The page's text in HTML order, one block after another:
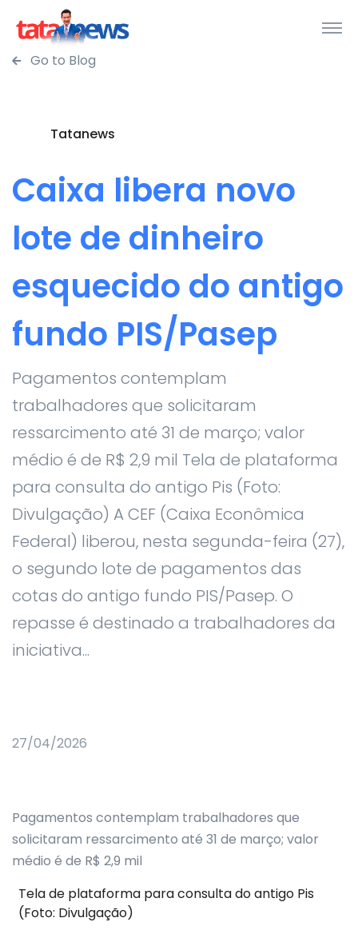
Go to Blog
Tatanews
Caixa libera novo
lote de dinheiro
esquecido do antigo
fundo PIS/Pasep
Pagamentos contemplam
trabalhadores que solicitaram
ressarcimento até 31 de março; valor
médio é de R$ 2,9 mil Tela de plataforma
para consulta do antigo Pis (Foto:
Divulgação) A CEF (Caixa Econômica
Federal) liberou, nesta segunda-feira (27),
o segundo lote de pagamentos das
cotas do antigo fundo PIS/Pasep. O
repasse é destinado a trabalhadores da
iniciativa...
27/04/2026
Pagamentos contemplam trabalhadores que
solicitaram ressarcimento até 31 de março; valor
médio é de R$ 2,9 mil
Tela de plataforma para consulta do antigo Pis
(Foto: Divulgação)